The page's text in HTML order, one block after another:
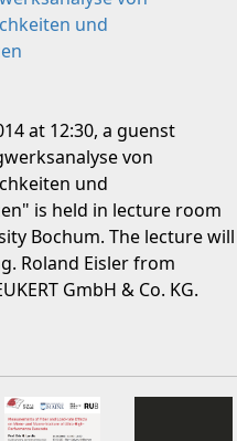
und
at 12:30, a guenst
von
und
is held in lecture room
Bochum. The lecture will
Roland Eisler from
GmbH & Co. KG.